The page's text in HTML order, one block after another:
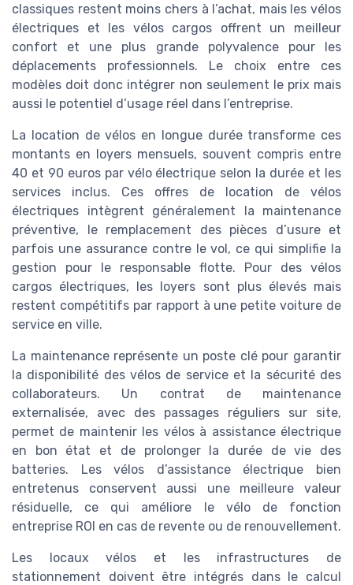
classiques restent moins chers à l’achat, mais les vélos
électriques et les vélos cargos offrent un meilleur
confort et une plus grande polyvalence pour les
déplacements professionnels. Le choix entre ces
modèles doit donc intégrer non seulement le prix mais
aussi le potentiel d’usage réel dans l’entreprise.
La location de vélos en longue durée transforme ces
montants en loyers mensuels, souvent compris entre
40 et 90 euros par vélo électrique selon la durée et les
services inclus. Ces offres de location de vélos
électriques intègrent généralement la maintenance
préventive, le remplacement des pièces d’usure et
parfois une assurance contre le vol, ce qui simplifie la
gestion pour le responsable flotte. Pour des vélos
cargos électriques, les loyers sont plus élevés mais
restent compétitifs par rapport à une petite voiture de
service en ville.
La maintenance représente un poste clé pour garantir
la disponibilité des vélos de service et la sécurité des
collaborateurs. Un contrat de maintenance
externalisée, avec des passages réguliers sur site,
permet de maintenir les vélos à assistance électrique
en bon état et de prolonger la durée de vie des
batteries. Les vélos d’assistance électrique bien
entretenus conservent aussi une meilleure valeur
résiduelle, ce qui améliore le vélo de fonction
entreprise ROI en cas de revente ou de renouvellement.
Les locaux vélos et les infrastructures de
stationnement doivent être intégrés dans le calcul